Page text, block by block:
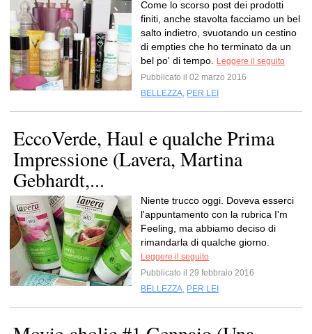
Come lo scorso post dei prodotti
finiti, anche stavolta facciamo un bel
salto indietro, svuotando un cestino
di empties che ho terminato da un
bel po' di tempo.
Leggere il seguito
Pubblicato il 02 marzo 2016
BELLEZZA, PER LEI
EccoVerde, Haul e qualche Prima
Impressione (Lavera, Martina
Gebhardt,...
Niente trucco oggi. Doveva esserci
l'appuntamento con la rubrica I'm
Feeling, ma abbiamo deciso di
rimandarla di qualche giorno.
Leggere il seguito
Pubblicato il 29 febbraio 2016
BELLEZZA, PER LEI